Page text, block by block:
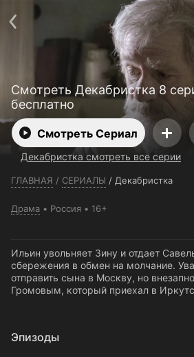
Смотреть Декабристка 8
бесплатно
Смотреть Сериал
Декабристка смотреть все серии
ГЛАВНАЯ / СЕРИАЛЫ / Декабристка
Драма Россия 16+
Ильин увольняет Зину и отдает
сбережения в обмен на молчание.
отправить сына в Москву, но
Громовым, который приехал в
Эпизоды
+7 (727) 323 10 92
Пользовательское соглашение
Политика конфиденциальности